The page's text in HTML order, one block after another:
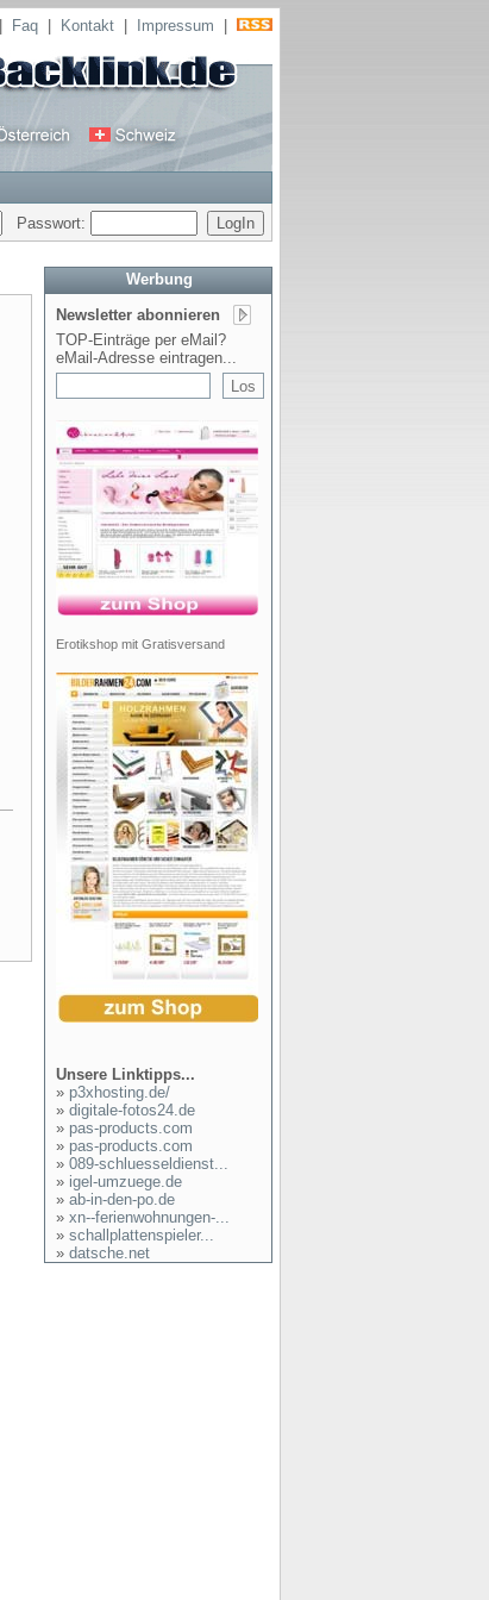
Faq Kontakt Impressum
Passwort:
Werbung
Newsletter abonnieren
TOP-Einträge per eMail?
eMail-Adresse eintragen...
Erotikshop mit Gratisversand
Unsere Linktipps...
» p3xhosting.de/
» digitale-fotos24.de
» pas-products.com
» pas-products.com
» 089-schluesseldienst...
» igel-umzuege.de
» ab-in-den-po.de
» xn--ferienwohnungen-...
» schallplattenspieler...
» datsche.net